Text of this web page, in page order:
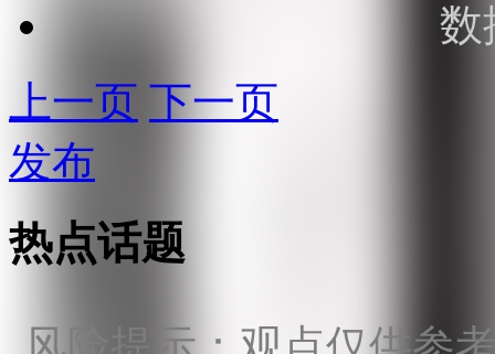
数
上一页 下一页
发布
热点话题